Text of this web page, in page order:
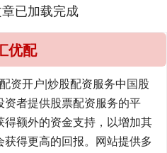
已加载完成
优配
资开户|炒股配资服务中国股
者提供股票配资服务的平
额外的资金支持，以增加其
得更高的回报。网站提供多